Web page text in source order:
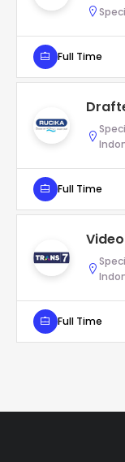
Full Time
Full Time
Full Time